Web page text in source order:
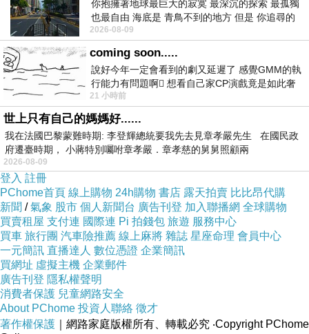
你抱擁著地球最巨大的寂寞 最深沉的探索 最孤獨
也最自由 海底是 青鳥不到的地方 但是 你追尋的
幸福 可以比珍珠更
2026-08-09
coming soon.....
說好今年一定會看到的劇又延遲了 感覺GMM的執
行能力有問題啊🫩 想看自己家CP演戲竟是如此奢
侈的事 GMM你說看看啊😑 先把劇放
21 小時前
世上只有自己的媽媽好......
我在法國巴黎蒙難時期: 李登輝總統要我先去見章孝嚴先生 在國民政
府遷臺時期， 小蔣特別囑咐章孝嚴．章孝慈的舅舅照顧兩
2026-08-09
登入 註冊
PChome首頁 線上購物 24h購物 書店 露天拍賣 比比昂代購
新聞 /氣象 股市 個人新聞台 廣告刊登 加入聯播網 全球購物
買賣租屋 支付連 國際連 Pi 拍錢包 旅遊 服務中心
買車 旅行團 汽車險推薦 線上麻將 雜誌 星座命理 會員中心
一元簡訊 直播達人 數位憑證 企業簡訊
買網址 虛擬主機 企業郵件
廣告刊登 隱私權聲明
消費者保護 兒童網路安全
About PChome 投資人聯絡 徵才
著作權保護 ｜網路家庭版權所有、轉載必究 ‧Copyright PChome